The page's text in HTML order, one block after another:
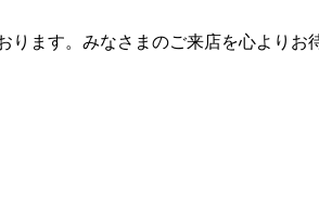
ります。みなさまのご来店を心よりお